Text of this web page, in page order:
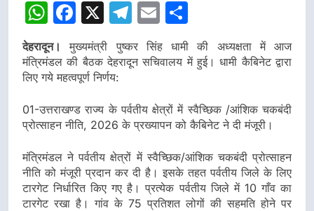
WhatsApp
Facebook
X Telegram
Email
देहरादून।
मुख्यमंत्री पुष्कर सिंह धामी की अध्यक्षता में आज
मंत्रिमंडल की बैठक देहरादून सचिवालय में हुई। धामी कैबिनेट द्वारा
लिए गये महत्वपूर्ण निर्णय:
01-उत्तराखण्ड राज्य के पर्वतीय क्षेत्रों में स्वैच्छिक /आंशिक चकबंदी
प्रोत्साहन नीति, 2026 के प्रख्यापन को कैबिनेट ने दी मंजूरी।
मंत्रिमंडल ने पर्वतीय क्षेत्रों में स्वैच्छिक/आंशिक चकबंदी प्रोत्साहन
नीति को मंजूरी प्रदान कर दी है। इसके तहत पर्वतीय जिले के लिए
टारगेट निर्धारित किए गए है। प्रत्येक पर्वतीय जिले में 10 गाँव का
टारगेट रखा है। गांव के 75 प्रतिशत लोगों की सहमति होने पर